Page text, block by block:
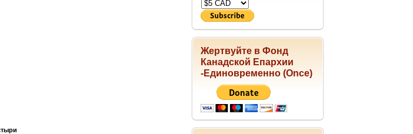
Жертвуйте в Фонд
Канадской Епархии
-Единовременно (Once)